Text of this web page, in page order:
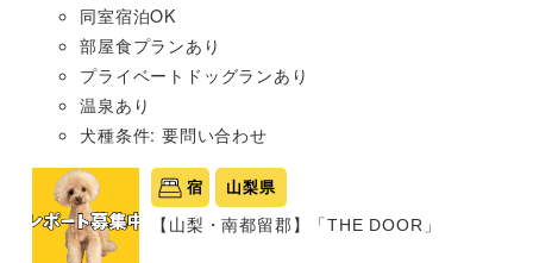
同室宿泊OK
部屋食プランあり
プライベートドッグランあり
温泉あり
犬種条件: 要問い合わせ
宿 山梨県
【山梨・南都留郡】「THE DOOR」